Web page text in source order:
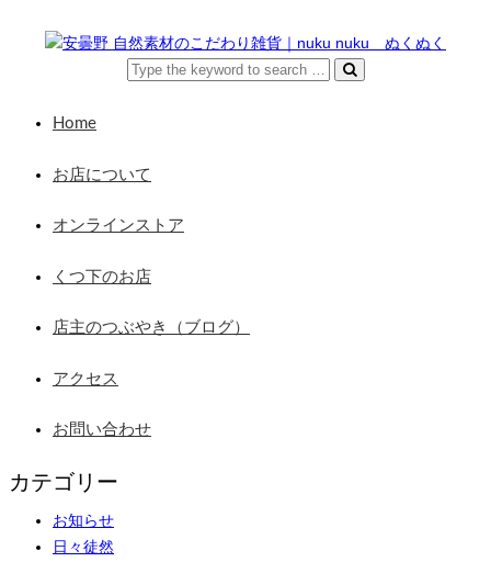
Home
お店について
オンラインストア
くつ下のお店
店主のつぶやき（ブログ）
アクセス
お問い合わせ
カテゴリー
お知らせ
日々徒然